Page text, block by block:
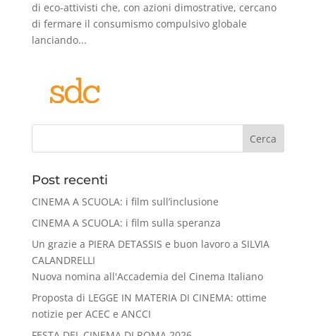
di eco-attivisti che, con azioni dimostrative, cercano
di fermare il consumismo compulsivo globale
lanciando...
Cerca
Post recenti
CINEMA A SCUOLA: i film sull’inclusione
CINEMA A SCUOLA: i film sulla speranza
Un grazie a PIERA DETASSIS e buon lavoro a SILVIA
CALANDRELLI
Nuova nomina all'Accademia del Cinema Italiano
Proposta di LEGGE IN MATERIA DI CINEMA: ottime
notizie per ACEC e ANCCI